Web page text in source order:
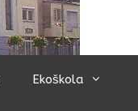
Ekoškola